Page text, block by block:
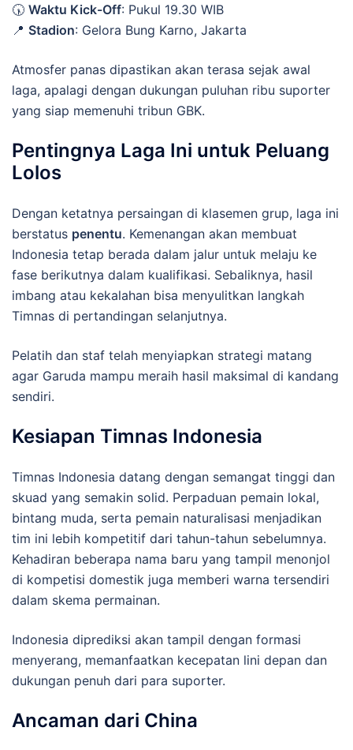
🕠 Waktu Kick-Off: Pukul 19.30 WIB
📍 Stadion: Gelora Bung Karno, Jakarta
Atmosfer panas dipastikan akan terasa sejak awal
laga, apalagi dengan dukungan puluhan ribu suporter
yang siap memenuhi tribun GBK.
Pentingnya Laga Ini untuk Peluang
Lolos
Dengan ketatnya persaingan di klasemen grup, laga ini
berstatus penentu. Kemenangan akan membuat
Indonesia tetap berada dalam jalur untuk melaju ke
fase berikutnya dalam kualifikasi. Sebaliknya, hasil
imbang atau kekalahan bisa menyulitkan langkah
Timnas di pertandingan selanjutnya.
Pelatih dan staf telah menyiapkan strategi matang
agar Garuda mampu meraih hasil maksimal di kandang
sendiri.
Kesiapan Timnas Indonesia
Timnas Indonesia datang dengan semangat tinggi dan
skuad yang semakin solid. Perpaduan pemain lokal,
bintang muda, serta pemain naturalisasi menjadikan
tim ini lebih kompetitif dari tahun-tahun sebelumnya.
Kehadiran beberapa nama baru yang tampil menonjol
di kompetisi domestik juga memberi warna tersendiri
dalam skema permainan.
Indonesia diprediksi akan tampil dengan formasi
menyerang, memanfaatkan kecepatan lini depan dan
dukungan penuh dari para suporter.
Ancaman dari China